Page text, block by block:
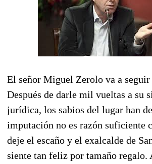
El señor Miguel Zerolo va a seguir
Después de darle mil vueltas a su
jurídica, los sabios del lugar han
imputación no es razón suficiente
deje el escaño y el exalcalde de
siente tan feliz por tamaño regalo.